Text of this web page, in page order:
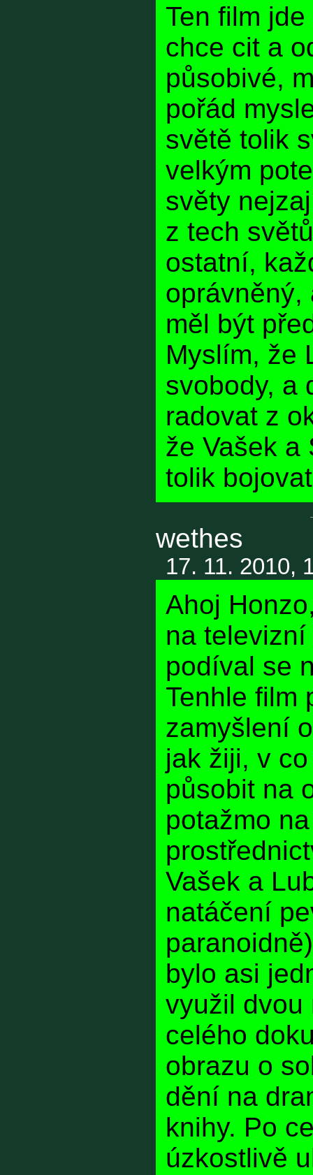
Ten film
chce cit a
působivé,
pořád
světě tolik
velkým
světy
z tech
ostatní,
oprávněný,
měl být
Myslím, že
svobody, a
radovat z
že Vašek a
tolik
wethes
17. 11. 2010,
Ahoj
na
podíval se
Tenhle film
zamyšlení
jak žiji, v
působit na
potažmo
Vašek a
natáčení
bylo asi
využil dvou
celého
obrazu o
dění na
knihy. Po
úzkostlivě